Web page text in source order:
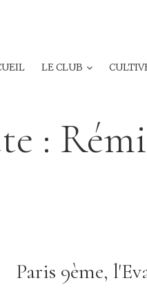
LE CLUB
:
Paris 9ème,